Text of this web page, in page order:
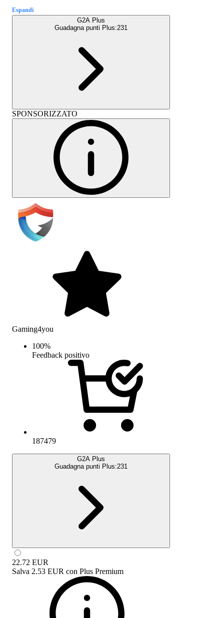
Espandi
G2A Plus
Guadagna punti Plus:231
SPONSORIZZATO
Gaming4you
100%
Feedback positivo
187479
G2A Plus
Guadagna punti Plus:231
22.72 EUR
Salva 2.53 EUR con Plus Premium